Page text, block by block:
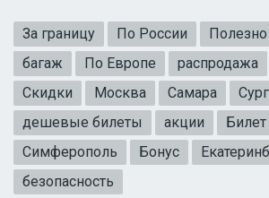
За границу По России Полезно
багаж
По Европе распродажа
Скидки
Москва Самара
дешевые билеты
акции Билет
Симферополь
Бонус
безопасность